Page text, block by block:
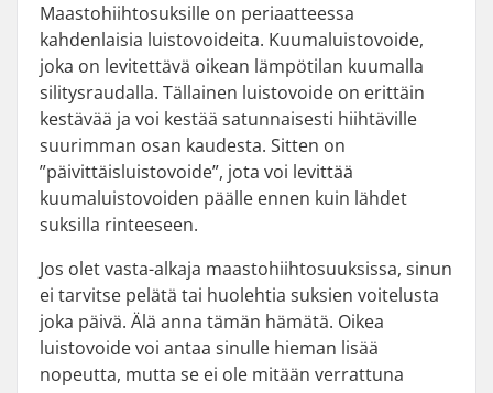
Maastohiihtosuksille on periaatteessa
kahdenlaisia luistovoideita. Kuumaluistovoide,
joka on levitettävä oikean lämpötilan kuumalla
silitysraudalla. Tällainen luistovoide on erittäin
kestävää ja voi kestää satunnaisesti hiihtäville
suurimman osan kaudesta. Sitten on
”päivittäisluistovoide”, jota voi levittää
kuumaluistovoiden päälle ennen kuin lähdet
suksilla rinteeseen.
Jos olet vasta-alkaja maastohiihtosuuksissa, sinun
ei tarvitse pelätä tai huolehtia suksien voitelusta
joka päivä. Älä anna tämän hämätä. Oikea
luistovoide voi antaa sinulle hieman lisää
nopeutta, mutta se ei ole mitään verrattuna